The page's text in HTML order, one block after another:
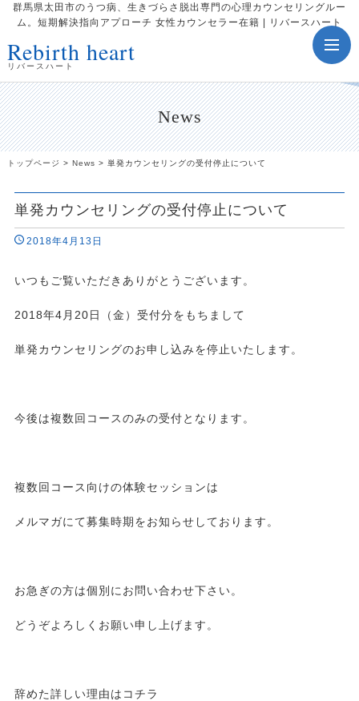
群馬県太田市のうつ病、生きづらさ脱出専門の心理カウンセリングルー
ム。短期解決指向アプローチ 女性カウンセラー在籍 | リバースハート
Rebirth heart
リバースハート
News
トップページ > News > 単発カウンセリングの受付停止について
単発カウンセリングの受付停止について
2018年4月13日
いつもご覧いただきありがとうございます。
2018年4月20日（金）受付分をもちまして
単発カウンセリングのお申し込みを停止いたします。
今後は複数回コースのみの受付となります。
複数回コース向けの体験セッションは
メルマガにて募集時期をお知らせしております。
お急ぎの方は個別にお問い合わせ下さい。
どうぞよろしくお願い申し上げます。
辞めた詳しい理由はコチラ
toggle